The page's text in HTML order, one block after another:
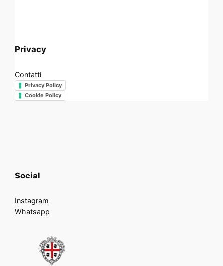
Privacy
Contatti
Privacy Policy
Cookie Policy
Social
Instagram
Whatsapp